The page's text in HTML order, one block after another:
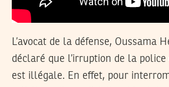
L’avocat de la défense, Oussama
déclaré que l’irruption de la
est illégale. En effet, pour